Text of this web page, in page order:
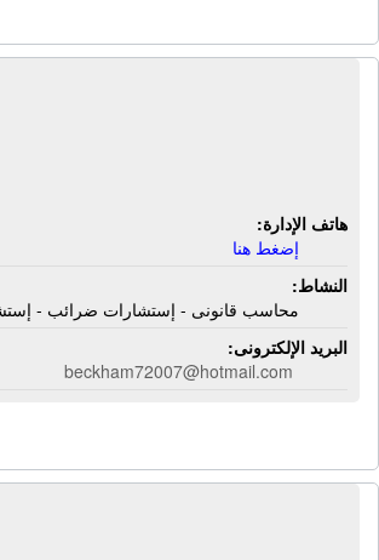
هاتف الإدارة:
إضغط هنا
النشاط:
محاسب قانونى - إستشارات ضرائب -
البريد الإلكترونى:
beckham72007@hotmail.com